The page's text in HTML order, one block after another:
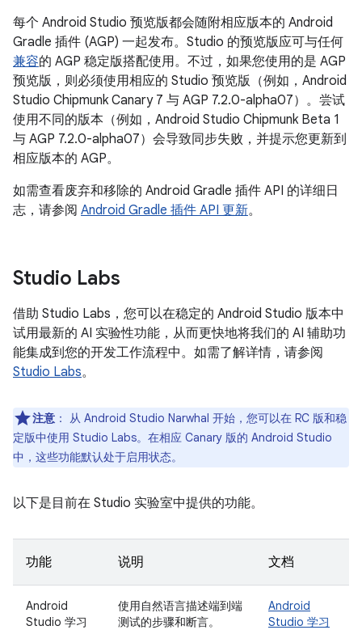
每个 Android Studio 预览版都会随附相应版本的 Android
Gradle 插件 (AGP) 一起发布。Studio 的预览版应可与任何
兼容的 AGP 稳定版搭配使用。不过，如果您使用的是 AGP
预览版，则必须使用相应的 Studio 预览版（例如，Android
Studio Chipmunk Canary 7 与 AGP 7.2.0-alpha07）。尝试
使用不同的版本（例如，Android Studio Chipmunk Beta 1
与 AGP 7.2.0-alpha07）会导致同步失败，并提示您更新到
相应版本的 AGP。
如需查看废弃和移除的 Android Gradle 插件 API 的详细日
志，请参阅 Android Gradle 插件 API 更新。
Studio Labs
借助 Studio Labs，您可以在稳定的 Android Studio 版本中
试用最新的 AI 实验性功能，从而更快地将我们的 AI 辅助功
能集成到您的开发工作流程中。如需了解详情，请参阅
Studio Labs。
注意 ：
从 Android Studio Narwhal 开始，您可以在 RC 版和稳
定版中使用 Studio Labs。在相应 Canary 版的 Android Studio
中，这些功能默认处于启用状态。
以下是目前在 Studio 实验室中提供的功能。
功能 说明 文档
Android
Studio 学习
使用自然语言描述端到端
测试的步骤和断言。
Android
Studio 学习